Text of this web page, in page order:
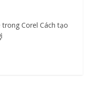
Corel Cách tạo